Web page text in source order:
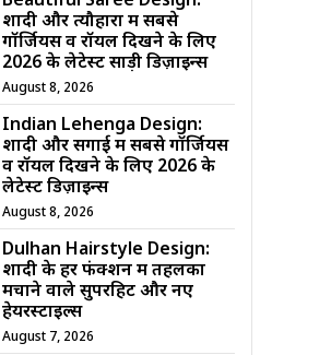
शादी और त्यौहारों में सबसे
गॉर्जियस व रॉयल दिखने के लिए
2026 के लेटेस्ट साड़ी डिज़ाइन्स
August 8, 2026
Indian Lehenga Design:
शादी और सगाई में सबसे गॉर्जियस
व रॉयल दिखने के लिए 2026 के
लेटेस्ट डिज़ाइन्स
August 8, 2026
Dulhan Hairstyle Design:
शादी के हर फंक्शन में तहलका
मचाने वाले सुपरहिट और नए
हेयरस्टाइल्स
August 7, 2026